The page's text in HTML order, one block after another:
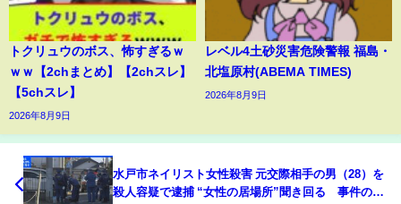
トクリュウのボス、怖すぎるｗ
ｗｗ【2chまとめ】【2chスレ】
【5chスレ】
2026年8月9日
レベル4土砂災害危険警報 福島・
北塩原村(ABEMA TIMES)
2026年8月9日
水戸市ネイリスト女性殺害 元交際相手の男（28）を
殺人容疑で逮捕 “女性の居場所”聞き回る 事件の4